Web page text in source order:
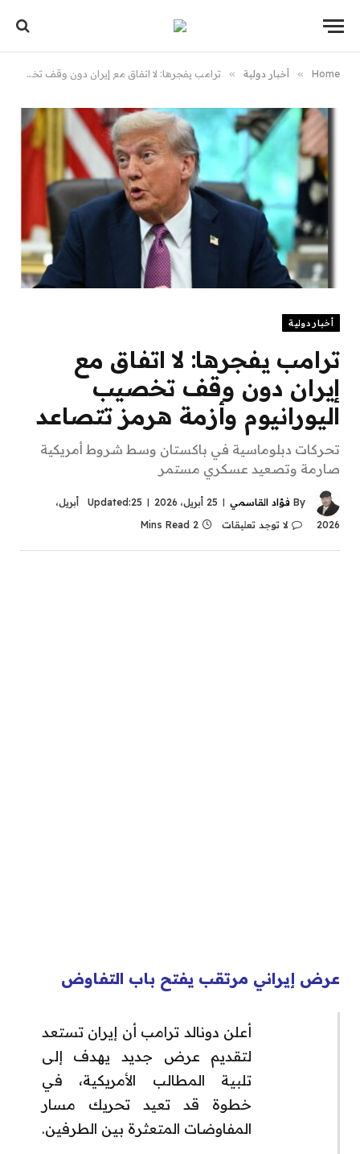
Home
» أخبار دولية » ترامب يفجرها: لا اتفاق مع إيران دون وقف تخصيب اليورانيوم وأزمة هرمز تتصاعد
أخبار دولية
ترامب يفجرها: لا اتفاق مع
إيران دون وقف تخصيب
اليورانيوم وأزمة هرمز تتصاعد
تحركات دبلوماسية في باكستان وسط شروط أمريكية
صارمة وتصعيد عسكري مستمر
By فؤاد القاسمي 25 أبريل، 2026 Updated:
25 أبريل،
2026
لا توجد تعليقات 2 Mins Read
عرض إيراني مرتقب يفتح باب التفاوض
أعلن دونالد ترامب أن إيران تستعد
لتقديم عرض جديد يهدف إلى
تلبية المطالب الأمريكية، في
خطوة قد تعيد تحريك مسار
المفاوضات المتعثرة بين الطرفين.